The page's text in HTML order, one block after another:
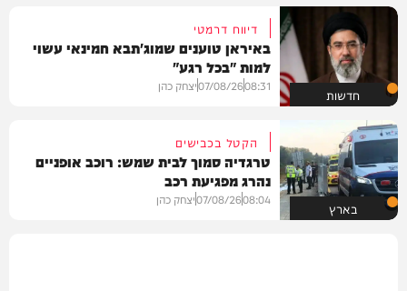
חדשות
דיווח דרמטי
באיראן טוענים שמוג'תבא חמינאי עשוי
למות "בכל רגע"
08:31
07/08/26יצחק כהן
בארץ
הקטל בכבישים
טרגדיה סמוך לבית שמש: רוכב אופניים
נהרג מפגיעת רכב
08:04
07/08/26יצחק כהן